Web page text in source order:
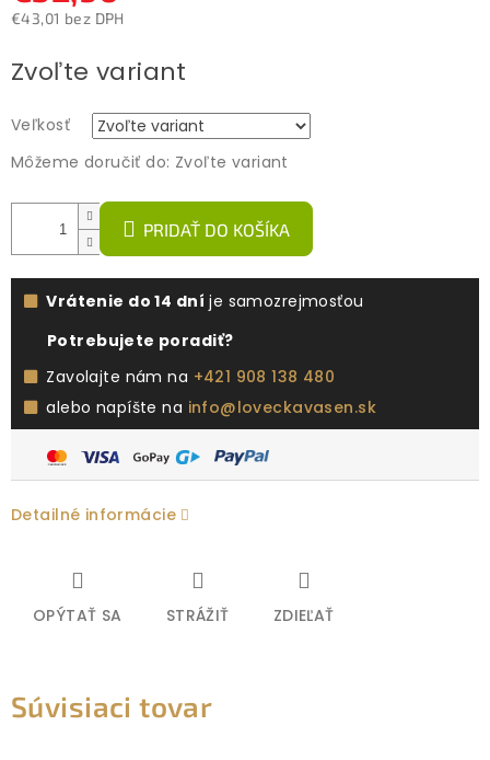
€43,01 bez DPH
cena:
Zvoľte variant
Veľkosť
Môžeme doručiť do: Zvoľte variant
PRIDAŤ DO KOŠÍKA
Vrátenie do 14 dní je samozrejmosťou
Potrebujete poradiť?
Zavolajte nám na +421 908 138 480
alebo napíšte na info@loveckavasen.sk
Detailné informácie
OPÝTAŤ SA STRÁŽIŤ ZDIEĽAŤ
Súvisiaci tovar